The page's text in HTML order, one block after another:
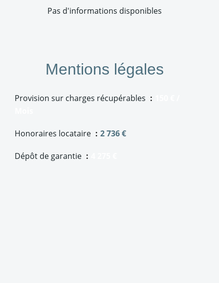
Pas d'informations disponibles
Mentions légales
Provision sur charges récupérables
Honoraires locataire 2 736 €
Dépôt de garantie